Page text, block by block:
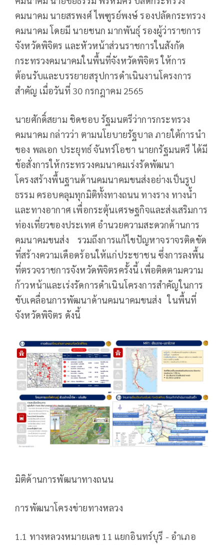
คมนาคม นายสรพงศ์ ไพฑูรย์พงษ์ รองปลัดกระทรวง
คมนาคม โดยมี นายชนก มากพันธุ์ รองผู้ว่าราชการ
จังหวัดพิจิตร และหัวหน้าส่วนราชการในสังกัด
กระทรวงคมนาคมในพื้นที่จังหวัดพิจิตร ให้การ
ต้อนรับและบรรยายสรุปการดำเนินงานโครงการ
สำคัญ เมื่อวันที่ 30 กรกฎาคม 2565
นายศักดิ์สยาม ชิดชอบ รัฐมนตรีว่าการกระทรวง
คมนาคม กล่าวว่า ตามนโยบายรัฐบาล ภายใต้การนำ
ของ พลเอก ประยุทธ์ จันทร์โอชา นายกรัฐมนตรี ได้มี
ข้อสั่งการให้กระทรวงคมนาคมเร่งรัดพัฒนา
โครงสร้างพื้นฐานด้านคมนาคมขนส่งอย่างเป็นรูป
ธรรม ครอบคลุมทุกมิติทั้งทางถนน ทางราง ทางน้ำ
และทางอากาศ เพื่อกระตุ้นเศรษฐกิจและส่งเสริมการ
ท่องเที่ยวของประเทศ อำนวยความสะดวกด้านการ
คมนาคมขนส่ง รวมถึงการแก้ไขปัญหาจราจรติดขัด
ที่สร้างความเดือดร้อนให้แก่ประชาชน ซึ่งการลงพื้น
ที่ตรวจราชการจังหวัดพิจิตรครั้งนี้ เพื่อติดตามความ
ก้าวหน้าและเร่งรัดการดำเนินโครงการสำคัญในการ
ขับเคลื่อนการพัฒนาด้านคมนาคมขนส่ง ในพื้นที่
จังหวัดพิจิตร ดังนี้
มิติด้านการพัฒนาทางถนน
การพัฒนาโครงข่ายทางหลวง
1.1 ทางหลวงหมายเลข 11 แยกอินทร์บุรี - อำเภอ